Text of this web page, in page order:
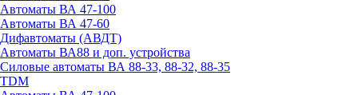
Автоматы ВА 47-100
Автоматы ВА 47-60
Дифавтоматы (АВДТ)
Автоматы ВА88 и доп. устройства
Силовые автоматы ВА 88-33, 88-32, 88-35
TDM